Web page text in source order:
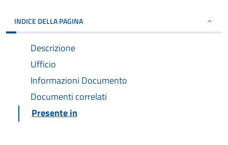
INDICE DELLA PAGINA
Descrizione
Ufficio
Informazioni Documento
Documenti correlati
Presente in